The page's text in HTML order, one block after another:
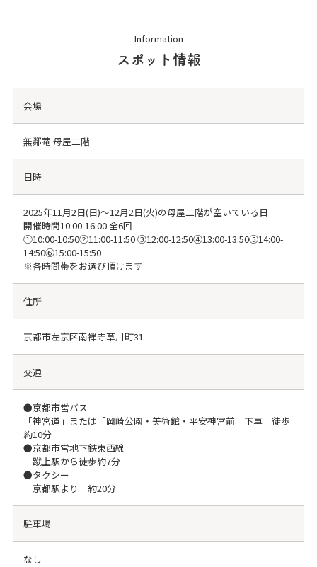
Information
スポット情報
会場
無鄰菴 母屋二階
日時
2025年11月2日(日)～12月2日(火)の母屋二階が空いている日
開催時間10:00-16:00 全6回
①10:00-10:50②11:00-11:50 ③12:00-12:50④13:00-13:50⑤14:00-
14:50⑥15:00-15:50
※各時間帯をお選び頂けます
住所
京都市左京区南禅寺草川町31
交通
●京都市営バス
「神宮道」または「岡崎公園・美術館・平安神宮前」下車 徒歩
約10分
●京都市営地下鉄東西線
蹴上駅から徒歩約7分
●タクシー
京都駅より 約20分
駐車場
なし